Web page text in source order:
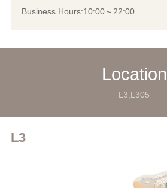
Business Hours:10:00～22:00
Location
L3,L305
L3